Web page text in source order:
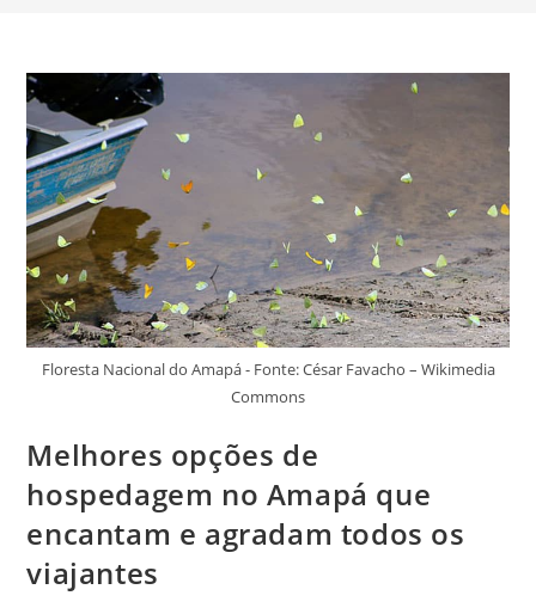
Floresta Nacional do Amapá - Fonte: César Favacho – Wikimedia
Commons
Melhores opções de
hospedagem no Amapá que
encantam e agradam todos os
viajantes